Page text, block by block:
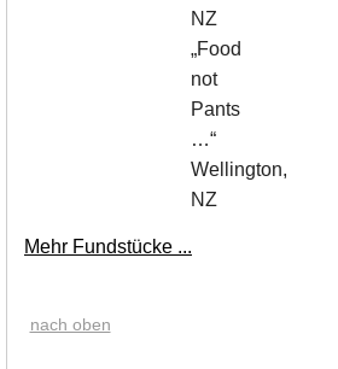
„Food
not
Pants
…“
Wellington,
NZ
Mehr Fundstücke ...
nach oben